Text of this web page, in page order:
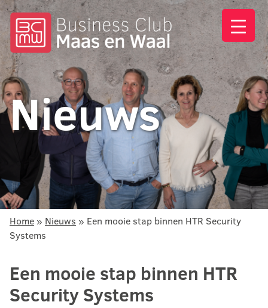
Nieuws
Home » Nieuws » Een mooie stap binnen HTR Security
Systems
Een mooie stap binnen HTR
Security Systems